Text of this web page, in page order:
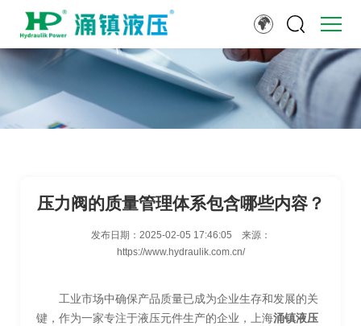
压力阀的质量管理体系包含哪些内容？
发布日期： 2025-02-05 17:46:05
来源：
https://www.hydraulik.com.cn/
工业市场中确保产品质量已成为企业生存和发展的关
键，作为一家专注于液压元件生产的企业，上海涌镇液压